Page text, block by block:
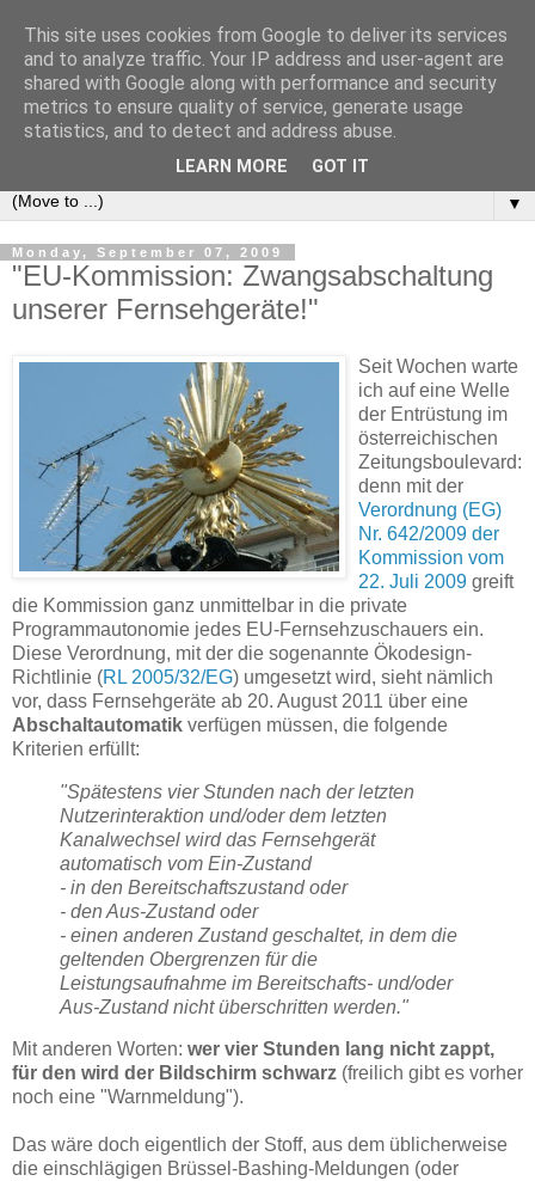
e-comm
Blog zum österreichischen und europäischen Recht der
elektronischen Kommunikationsnetze und -dienste
▼
Monday, September 07, 2009
"EU-Kommission: Zwangsabschaltung
unserer Fernsehgeräte!"
Seit Wochen warte
ich auf eine Welle
der Entrüstung im
österreichischen
Zeitungsboulevard:
denn mit der
Verordnung (EG)
Nr. 642/2009 der
Kommission vom
22. Juli 2009 greift
die Kommission ganz unmittelbar in die private
Programmautonomie jedes EU-Fernsehzuschauers ein.
Diese Verordnung, mit der die sogenannte Ökodesign-
Richtlinie (RL 2005/32/EG) umgesetzt wird, sieht nämlich
vor, dass Fernsehgeräte ab 20. August 2011 über eine
Abschaltautomatik verfügen müssen, die folgende
Kriterien erfüllt:
"Spätestens vier Stunden nach der letzten
Nutzerinteraktion und/oder dem letzten
Kanalwechsel wird das Fernsehgerät
automatisch vom Ein-Zustand
- in den Bereitschaftszustand oder
- den Aus-Zustand oder
- einen anderen Zustand geschaltet, in dem die
geltenden Obergrenzen für die
Leistungsaufnahme im Bereitschafts- und/oder
Aus-Zustand nicht überschritten werden."
Mit anderen Worten: wer vier Stunden lang nicht zappt,
für den wird der Bildschirm schwarz (freilich gibt es vorher
noch eine "Warnmeldung").
Das wäre doch eigentlich der Stoff, aus dem üblicherweise
die einschlägigen Brüssel-Bashing-Meldungen (oder
This site uses cookies from Google to deliver its services
and to analyze traffic. Your IP address and user-agent are
shared with Google along with performance and security
metrics to ensure quality of service, generate usage
statistics, and to detect and address abuse.
LEARN MORE GOT IT